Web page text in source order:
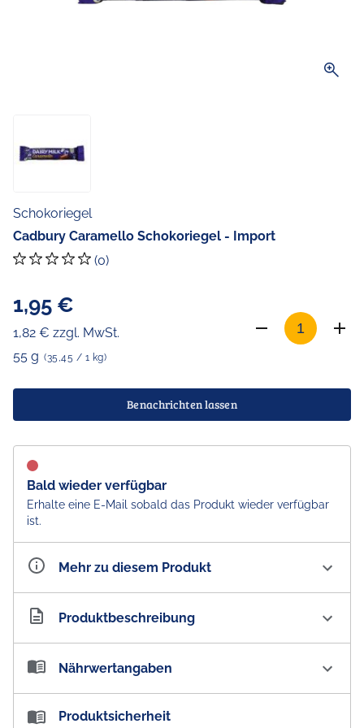
zoom_in
Schokoriegel
Cadbury Caramello Schokoriegel - Import
(0)
1,95 €
1,82 € zzgl. MwSt.
55 g (35,45 / 1 kg)
Benachrichten lassen
Bald wieder verfügbar
Erhalte eine E-Mail sobald das Produkt wieder verfügbar
ist.
Mehr zu diesem Produkt
Artikelnummer AU100773
Produktbeschreibung
Cadbury Dairy Milk Caramello Schokoriegel - Import
Der Cadbury Dairy Milk Caramello Schokoriegel ist
glatt und cremig und wird aus 100 % nachhaltig
Nährwertangaben
Nährwertangaben:
Produktsicherheit